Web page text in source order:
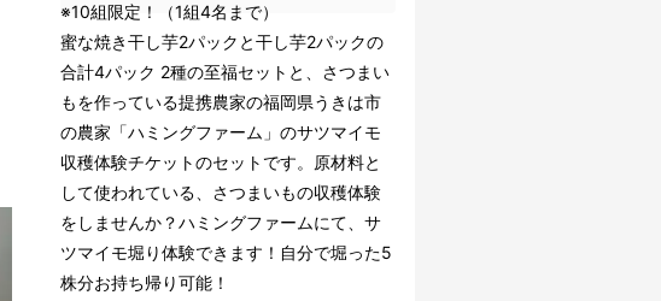
※10組限定！（1組4名まで）
蜜な焼き干し芋2パックと干し芋2パックの
合計4パック 2種の至福セットと、さつまい
もを作っている提携農家の福岡県うきは市
の農家「ハミングファーム」のサツマイモ
収穫体験チケットのセットです。原材料と
して使われている、さつまいもの収穫体験
をしませんか？ハミングファームにて、サ
ツマイモ堀り体験できます！自分で堀った5
株分お持ち帰り可能！